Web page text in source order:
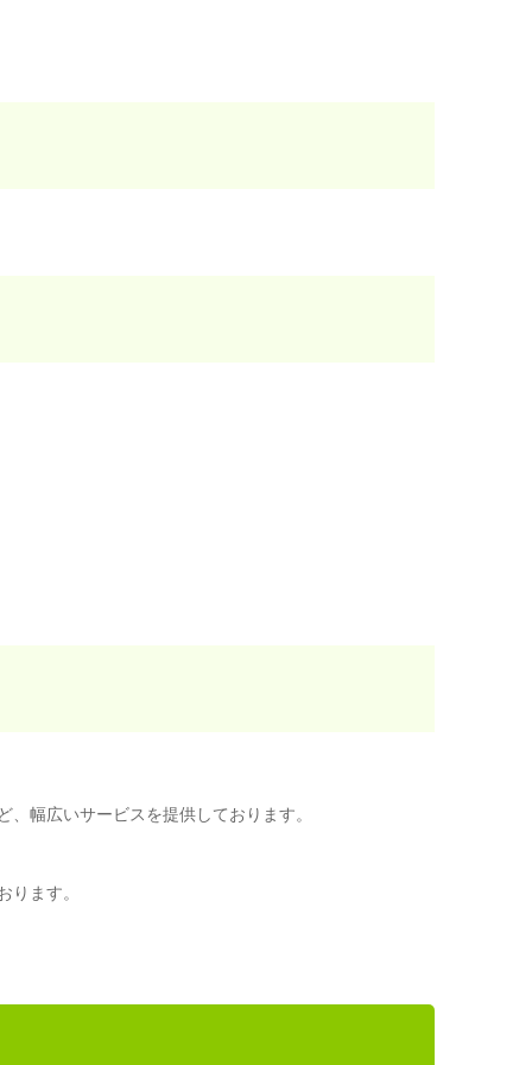
幅広いサービスを提供しております。
ります。